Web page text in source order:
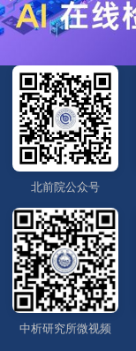
北前院公众号
中析研究所微视频